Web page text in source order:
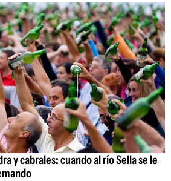
y cabrales: cuando al río Sella se le